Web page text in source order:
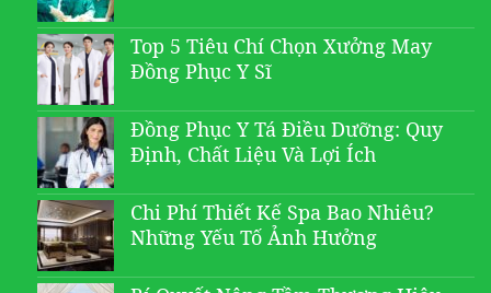
Top 5 Tiêu Chí Chọn Xưởng May
Đồng Phục Y Sĩ
Đồng Phục Y Tá Điều Dưỡng: Quy
Định, Chất Liệu Và Lợi Ích
Chi Phí Thiết Kế Spa Bao Nhiêu?
Những Yếu Tố Ảnh Hưởng